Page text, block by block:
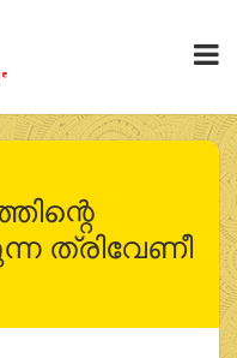
ത്രിവേണീ